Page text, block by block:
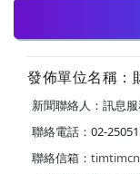
發佈單位名稱：
新聞聯絡人：訊息
聯絡電話：02-
聯絡信箱：